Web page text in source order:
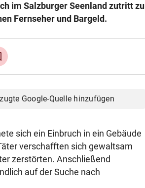
im Salzburger Seenland zutritt zu
Fernseher und Bargeld.
Google-Quelle hinzufügen
sich ein Einbruch in ein Gebäude
verschafften sich gewaltsam
zerstörten. Anschließend
auf der Suche nach